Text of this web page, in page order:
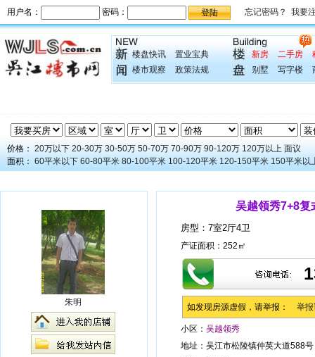
楼盘快讯
置业宝典
楼市观察
政策法规
新房 二手房
别墅
写字楼
价格： 20万以下 20-30万 30-50万 50-70万 70-90万 90-120万 120万以上 面议
面积： 60平米以下 60-80平米 80-100平米 100-120平米 120-150平米 150平米以
朱明
吴越领秀7+8复
房型： 7室2厅4卫
产证面积： 252㎡
如发现房源虚假，请举报： 举
小区： 吴越领秀
地址：吴江市松陵镇仲英大道588号